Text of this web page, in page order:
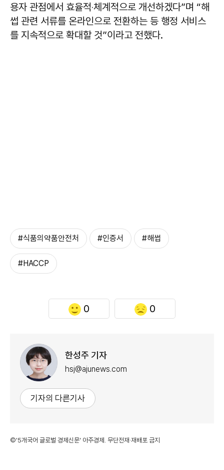
용자 관점에서 효율적‧체계적으로 개선하겠다”며 “해
썹 관련 서류를 온라인으로 전환하는 등 행정 서비스
를 지속적으로 확대할 것”이라고 전했다.
#식품의약품안전처 #인증서 #해썹
#HACCP
0 0
한성주 기자
hsj@ajunews.com
기자의 다른기사
©'5개국어 글로벌 경제신문' 아주경제. 무단전재·재배포 금지